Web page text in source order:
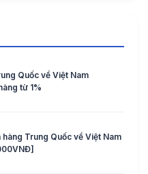
Quốc về Việt Nam
từ 1%
hàng Trung Quốc về Việt Nam